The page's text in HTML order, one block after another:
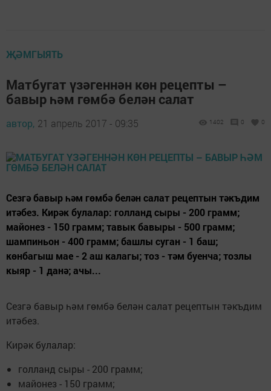
ҖӘМГЫЯТЬ
Матбугат үзәгеннән көн рецепты –
бавыр һәм гөмбә белән салат
автор, 21 апрель 2017 - 09:35 1402 0 0
Сезгә бавыр һәм гөмбә белән салат рецептын тәкъдим
итәбез. Кирәк булалар: голланд сыры - 200 грамм;
майонез - 150 грамм; тавык бавыры - 500 грамм;
шампиньон - 400 грамм; башлы суган - 1 баш;
көнбагыш мае - 2 аш калагы; тоз - тәм буенча; тозлы
кыяр - 1 данә; ачы...
Сезгә бавыр һәм гөмбә белән салат рецептын тәкъдим
итәбез.
Кирәк булалар:
голланд сыры - 200 грамм;
майонез - 150 грамм;